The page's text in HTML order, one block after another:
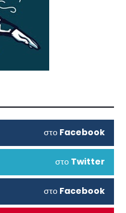
στο Facebook
στο Twitter
στο Facebook